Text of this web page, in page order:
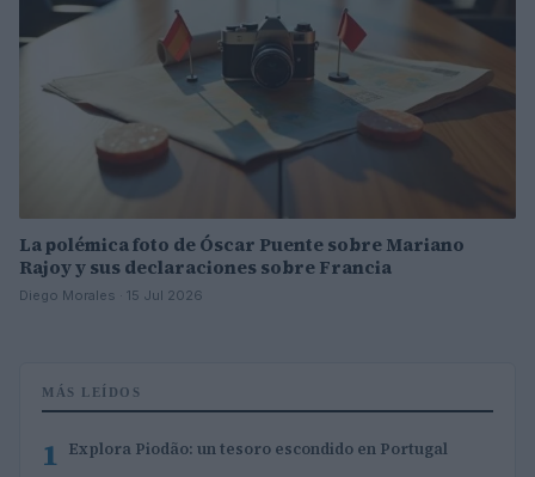
La polémica foto de Óscar Puente sobre Mariano
Rajoy y sus declaraciones sobre Francia
Diego Morales · 15 Jul 2026
MÁS LEÍDOS
1 Explora Piodão: un tesoro escondido en Portugal